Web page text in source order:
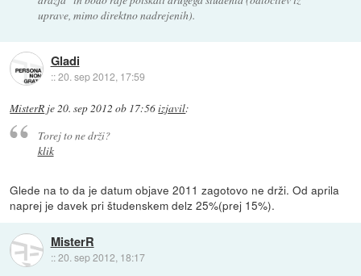
uprave, mimo direktno nadrejenih).
Gladi
::20. sep 2012, 17:59
MisterR je20. sep 2012 ob 17:56izjavil:
Torej to ne drži?
klik
Glede na to da je datum objave 2011 zagotovo ne drži. Od aprila
naprej je davek pri študenskem delz 25%(prej 15%).
MisterR
::20. sep 2012, 18:17